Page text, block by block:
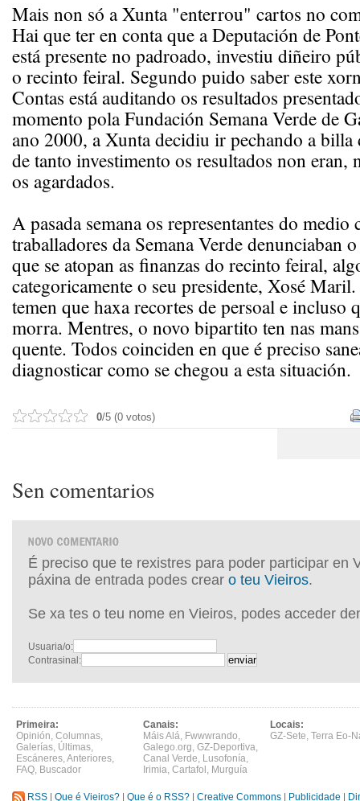
Mais non só a Xunta "enterrou" cartos no
Hai que ter en conta que a Deputación de
está presente no padroado, investiu diñeiro
o recinto feiral. Segundo puido saber este
Contas está auditando os resultados
momento pola Fundación Semana Verde de
ano 2000, a Xunta decidiu ir pechando a
de tanto investimento os resultados non eran,
os agardados.
A pasada semana os representantes do medio
traballadores da Semana Verde denunciaban
que se atopan as finanzas do recinto feiral,
categoricamente o seu presidente, Xosé
temen que haxa recortes de persoal e incluso
morra. Mentres, o novo bipartito ten nas
quente. Todos coinciden en que é preciso
diagnosticar como se chegou a esta situación.
0/5 (0 votos)
Sen comentarios
É preciso que te rexistres para poder participar en
páxina de entrada podes crear o teu Vieiros.
Se xa tes o teu nome en Vieiros, podes acceder
Usuaria/o:
Contrasinal:
Primeira:
Opinión, Columnas,
Galerías, Últimas,
Escáneres,Anteriores,
FAQ, Buscador
Canais:
Máis Alá, Fwwwrando,
Galego.org, GZ-Deportiva,
Canal Verde, Lusofonía,
Irimia, Cartafol , Murguía
Locais:
GZ-Sete, Terra Eo-
RSS Que é Vieiros? Que é o RSS? Creative Commons Publicidade